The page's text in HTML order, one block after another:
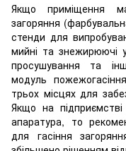
Якщо приміщення
загоряння
стенди для
мийні та знежирюючі
просушування та
модуль
трьох місцях для
Якщо на
апаратура, то
для гасіння